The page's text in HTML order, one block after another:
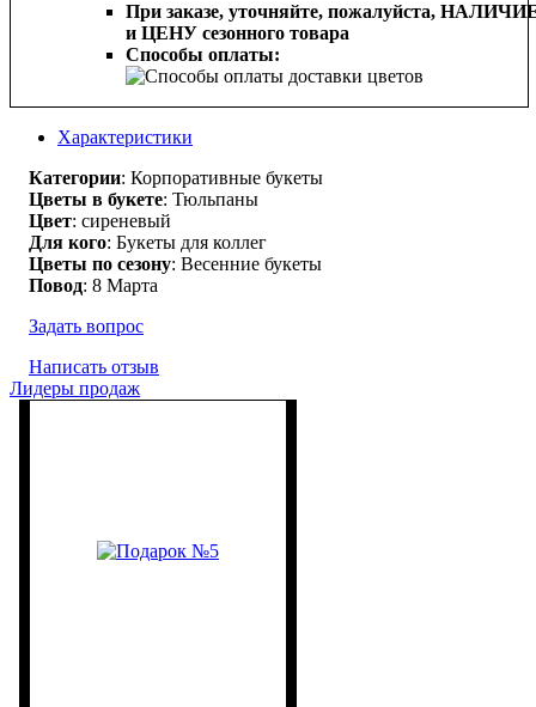
При заказе, уточняйте, пожалуйста,
и ЦЕНУ сезонного товара
Способы оплаты:
Характеристики
Категории: Корпоративные букеты
Цветы в букете: Тюльпаны
Цвет: сиреневый
Для кого: Букеты для коллег
Цветы по сезону: Весенние букеты
Повод: 8 Марта
Задать вопрос
Написать отзыв
Лидеры продаж